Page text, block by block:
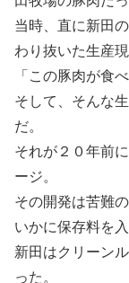
当時、直に新田
わり抜いた生産
「この豚肉が食
そして、そんな
だ。
それが２０年前
ージ。
その開発は苦難の
いかに保存料を
新田はクリーン
った。